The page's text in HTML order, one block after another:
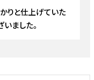
りと仕上げていた
いました。